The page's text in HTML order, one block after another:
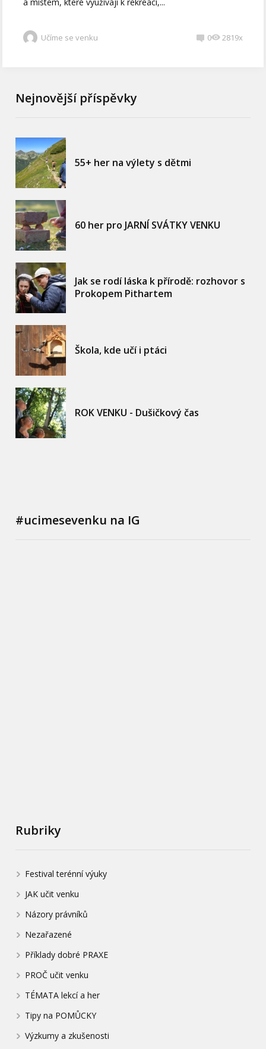
Učíme se venku 0 2819x
Nejnovější příspěvky
55+ her na výlety s dětmi
60 her pro JARNÍ SVÁTKY VENKU
Jak se rodí láska k přírodě: rozhovor s
Prokopem Pithartem
Škola, kde učí i ptáci
ROK VENKU - Dušičkový čas
#ucimesevenku na IG
Rubriky
Festival terénní výuky
JAK učit venku
Názory právníků
Nezařazené
Příklady dobré PRAXE
PROČ učit venku
TÉMATA lekcí a her
Tipy na POMŮCKY
Výzkumy a zkušenosti